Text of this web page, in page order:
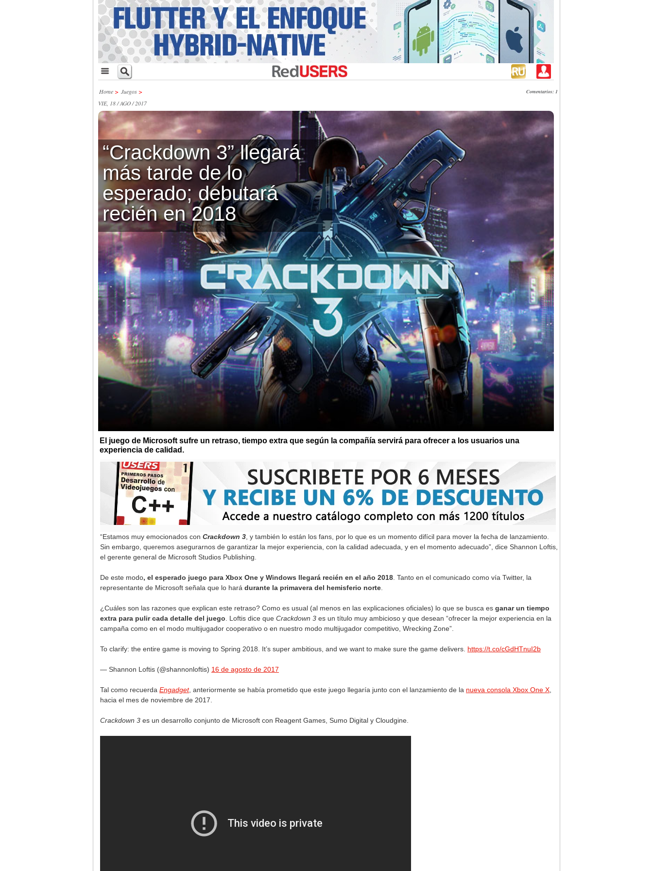
Home> Juegos> Comentarios: 1
VIE, 18 / AGO / 2017
“Crackdown 3” llegará
más tarde de lo
esperado; debutará
recién en 2018
El juego de Microsoft sufre un retraso, tiempo extra que según la compañía servirá para ofrecer a los usuarios una
experiencia de calidad.
“Estamos muy emocionados con Crackdown 3 , y también lo están los fans, por lo que es un momento difícil para mover la fecha de lanzamiento.
Sin embargo, queremos asegurarnos de garantizar la mejor experiencia, con la calidad adecuada, y en el momento adecuado”, dice Shannon Loftis,
el gerente general de Microsoft Studios Publishing.
De este modo, el esperado juego para Xbox One y Windows llegará recién en el año 2018 . Tanto en el comunicado como vía Twitter, la
representante de Microsoft señala que lo hará durante la primavera del hemisferio norte
¿Cuáles son las razones que explican este retraso? Como es usual (al menos en las explicaciones oficiales) lo que se busca es ganar un tiempo
extra para pulir cada detalle del juego . Loftis dice que Crackdown 3 es un título muy ambicioso y que desean “ofrecer la mejor experiencia en la
campaña como en el modo multijugador cooperativo o en nuestro modo multijugador competitivo, Wrecking Zone”.
To clarify: the entire game is moving to Spring 2018. It’s super ambitious, and we want to make sure the game delivers. https://t.co/cGdHTnuI2b
— Shannon Loftis (@shannonloftis) 16 de agosto de 2017
Tal como recuerda Engadget, anteriormente se había prometido que este juego llegaría junto con el lanzamiento de la nueva consola Xbox One X
hacia el mes de noviembre de 2017.
Crackdown 3 es un desarrollo conjunto de Microsoft con Reagent Games, Sumo Digital y Cloudgine.